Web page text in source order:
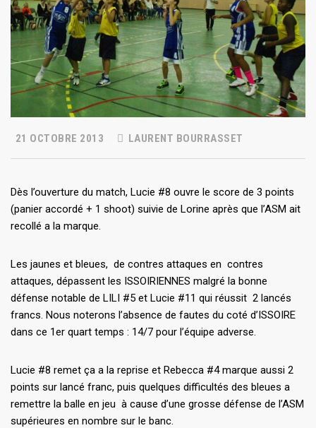
21 OCTOBRE 2013 LAURENT BOURRASSET
Dès l’ouverture du match, Lucie #8 ouvre le score de 3 points
(panier accordé + 1 shoot) suivie de Lorine après que l’ASM ait
recollé a la marque.
Les jaunes et bleues, de contres attaques en contres
attaques, dépassent les ISSOIRIENNES malgré la bonne
défense notable de LILI #5 et Lucie #11 qui réussit 2 lancés
francs. Nous noterons l’absence de fautes du coté d’ISSOIRE
dans ce 1er quart temps : 14/7 pour l’équipe adverse.
Lucie #8 remet ça a la reprise et Rebecca #4 marque aussi 2
points sur lancé franc, puis quelques difficultés des bleues a
remettre la balle en jeu à cause d’une grosse défense de l’ASM
supérieures en nombre sur le banc.